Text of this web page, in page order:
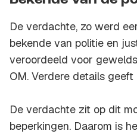
De verdachte, zo werd
bekende van politie en
veroordeeld voor
OM. Verdere details
De verdachte zit op dit
beperkingen. Daarom is